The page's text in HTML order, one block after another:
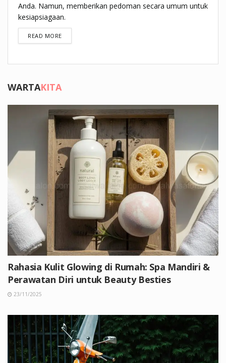
Anda. Namun, memberikan pedoman secara umum untuk
kesiapsiagaan.
READ MOREDETAILS
WARTAKITA
Rahasia Kulit Glowing di Rumah: Spa Mandiri &
Perawatan Diri untuk Beauty Besties
23/11/2025